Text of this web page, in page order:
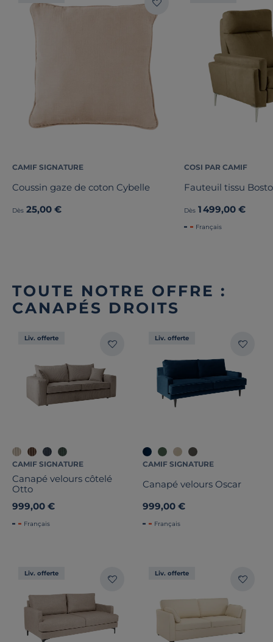
CAMIF SIGNATURE
Coussin gaze de coton Cybelle
Dès 25,00 €
COSI PAR CAMIF
Fauteuil tissu
Dès 1 499,00 €
Français
TOUTE NOTRE OFFRE :
CANAPÉS DROITS
Liv. offerte
CAMIF SIGNATURE
Canapé velours côtelé
Otto
999,00 €
Français
Liv. offerte
CAMIF SIGNATURE
Canapé velours Oscar
999,00 €
Français
Liv. offerte Liv. offerte